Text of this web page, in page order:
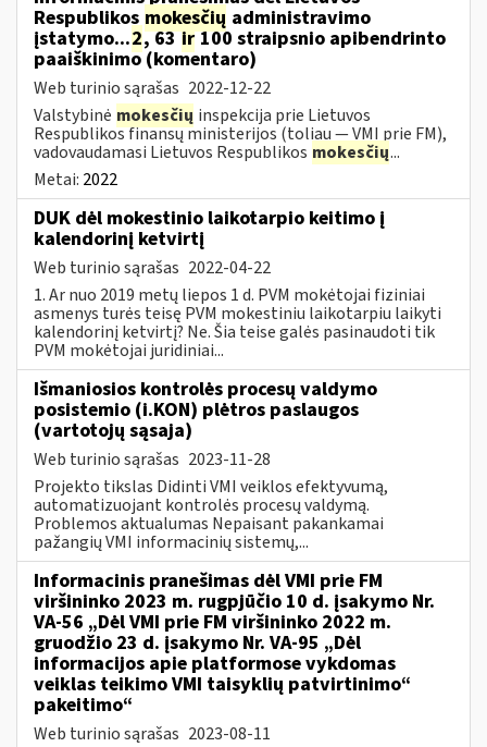
Respublikos mokesčių administravimo
įstatymo...2, 63ir100 straipsnio apibendrinto
paaiškinimo (komentaro)
Web turinio sąrašas 2022-12-22
Valstybinė mokesčių inspekcija prie Lietuvos
Respublikos finansų ministerijos (toliau — VMI prie FM),
vadovaudamasi Lietuvos Respublikos mokesčių...
Metai: 2022
DUK dėl mokestinio laikotarpio keitimo į
kalendorinį ketvirtį
Web turinio sąrašas 2022-04-22
1. Ar nuo 2019 metų liepos 1 d. PVM mokėtojai fiziniai
asmenys turės teisę PVM mokestiniu laikotarpiu laikyti
kalendorinį ketvirtį? Ne. Šia teise galės pasinaudoti tik
PVM mokėtojai juridiniai...
Išmaniosios kontrolės procesų valdymo
posistemio (i.KON) plėtros paslaugos
(vartotojų sąsaja)
Web turinio sąrašas 2023-11-28
Projekto tikslas Didinti VMI veiklos efektyvumą,
automatizuojant kontrolės procesų valdymą.
Problemos aktualumas Nepaisant pakankamai
pažangių VMI informacinių sistemų,...
Informacinis pranešimas dėl VMI prie FM
viršininko 2023 m. rugpjūčio 10 d. įsakymo Nr.
VA-56 „Dėl VMI prie FM viršininko 2022 m.
gruodžio 23 d. įsakymo Nr. VA-95 „Dėl
informacijos apie platformose vykdomas
veiklas teikimo VMI taisyklių patvirtinimo“
pakeitimo“
Web turinio sąrašas 2023-08-11